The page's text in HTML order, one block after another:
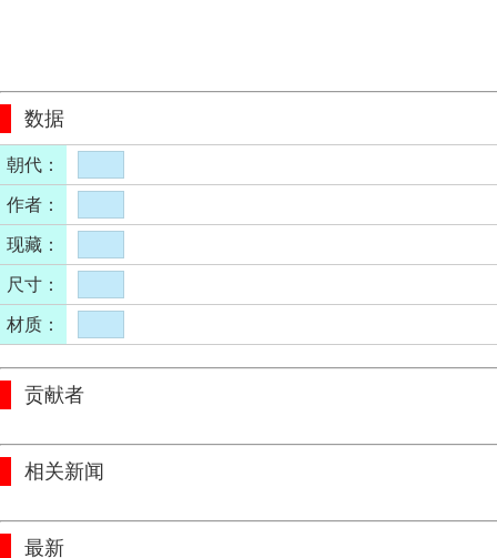
数据
朝代：
作者：
现藏：
尺寸：
材质：
贡献者
相关新闻
最新